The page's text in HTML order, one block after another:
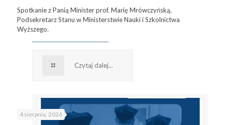
Spotkanie z Panią Minister prof. Marię Mrówczyńską,
Podsekretarz Stanu w Ministerstwie Nauki i Szkolnictwa
Wyższego.
Czytaj dalej...
4 sierpnia, 2026